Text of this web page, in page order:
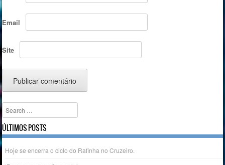
Email
Site
Search
ÚLTIMOS POSTS
Hoje se encerra o ciclo do Rafinha no Cruzeiro.